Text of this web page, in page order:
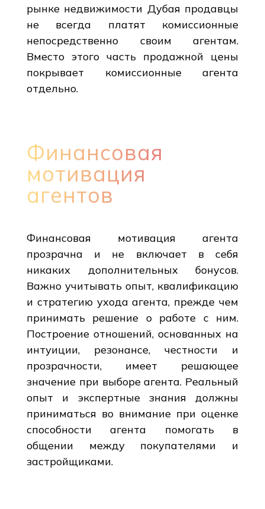
рынке недвижимости Дубая продавцы
не всегда платят комиссионные
непосредственно своим агентам.
Вместо этого часть продажной цены
покрывает комиссионные агента
отдельно.
Финансовая
мотивация
агентов
Финансовая мотивация агента
прозрачна и не включает в себя
никаких дополнительных бонусов.
Важно учитывать опыт, квалификацию
и стратегию ухода агента, прежде чем
принимать решение о работе с ним.
Построение отношений, основанных на
интуиции, резонансе, честности и
прозрачности, имеет решающее
значение при выборе агента. Реальный
опыт и экспертные знания должны
приниматься во внимание при оценке
способности агента помогать в
общении между покупателями и
застройщиками.